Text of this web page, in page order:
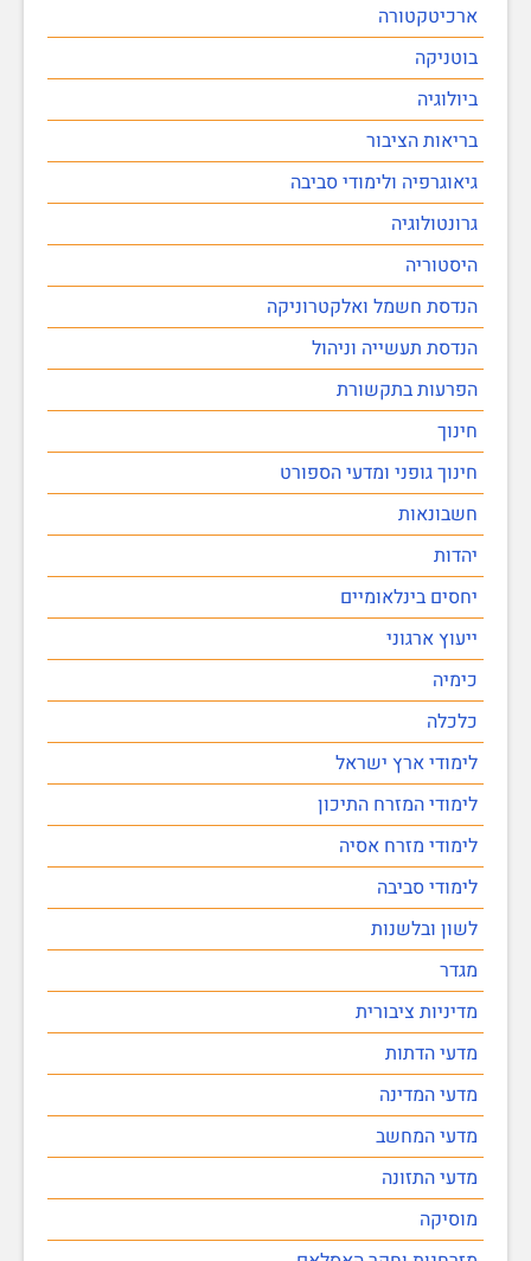
ארכיטקטורה
בוטניקה
ביולוגיה
בריאות הציבור
גיאוגרפיה ולימודי סביבה
גרונטולוגיה
היסטוריה
הנדסת חשמל ואלקטרוניקה
הנדסת תעשייה וניהול
הפרעות בתקשורת
חינוך
חינוך גופני ומדעי הספורט
חשבונאות
יהדות
יחסים בינלאומיים
ייעוץ ארגוני
כימיה
כלכלה
לימודי ארץ ישראל
לימודי המזרח התיכון
לימודי מזרח אסיה
לימודי סביבה
לשון ובלשנות
מגדר
מדיניות ציבורית
מדעי הדתות
מדעי המדינה
מדעי המחשב
מדעי התזונה
מוסיקה